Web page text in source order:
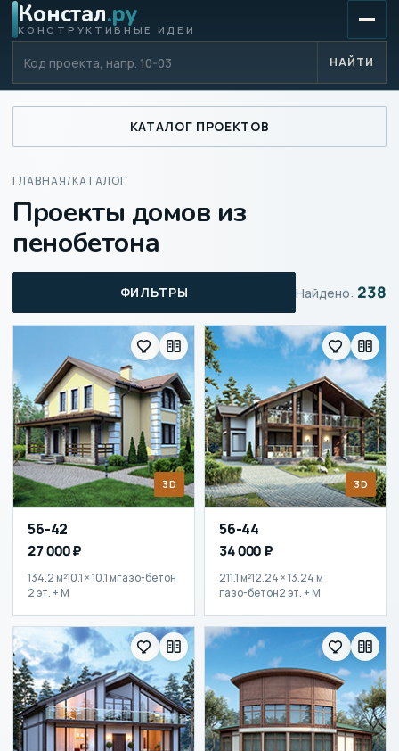
Констал.ру
КОНСТРУКТИВНЫЕ ИДЕИ
НАЙТИ
КАТАЛОГ ПРОЕКТОВ
ГЛАВНАЯ/КАТАЛОГ
Проекты домов из
пенобетона
ФИЛЬТРЫ Найдено: 238
3D
56-42
27 000 ₽
134.2 м²10.1 × 10.1 мгазо-бетон
2 эт. + М
3D
56-44
34 000 ₽
211.1 м²12.24 × 13.24 м
газо-бетон2 эт. + М